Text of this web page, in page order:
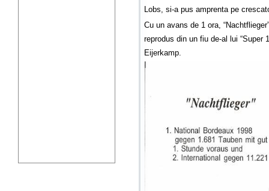
Lobs, si-a pus amprenta pe
Cu un avans de 1 ora,
reprodus din un fiu de-al lui “Super
Eijerkamp.